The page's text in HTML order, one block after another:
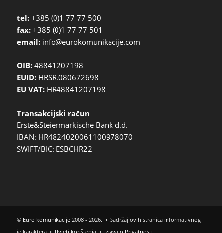
tel:+385 (0)1 77 77 500
fax:+385 (0)1 77 77 501
email:info@eurokomunikacije.com
OIB:48841207198
EUID:HRSR.080672698
EU VAT:HR48841207198
Transakcijski račun
Erste&Steiermärkische Bank d.d.
IBAN: HR4824020061100978070
SWIFT/BIC: ESBCHR22
© Euro komunikacije2008 - 2026. • Sadržaj ovih stranica informativnog
je karaktera • Uvjeti korištenja• Izjava o Privatnosti